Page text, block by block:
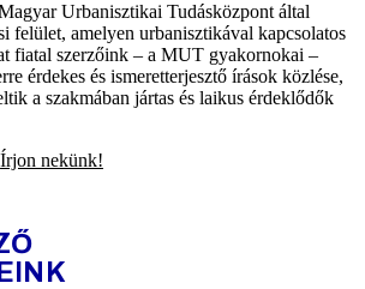
Urbanisztikai Tudásközpont által
felület, amelyen urbanisztikával kapcsolatos
fiatal szerzőink – a MUT gyakornokai –
érdekes és ismeretterjesztő írások közlése,
a szakmában jártas és laikus érdeklődők
Írjon nekünk!